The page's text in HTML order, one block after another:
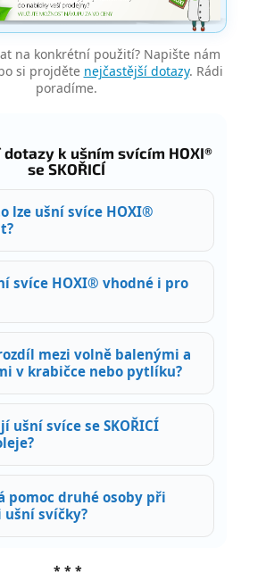
na konkrétní použití? Napište nám
si projděte nejčastější dotazy. Rádi
poradíme.
k ušním svícím HOXI®
se SKOŘICÍ
lze ušní svíce HOXI®
svíce HOXI® vhodné i pro
mezi volně balenými a
v krabičce nebo pytlíku?
ušní svíce se SKOŘICÍ
pomoc druhé osoby při
ušní svíčky?
* * *